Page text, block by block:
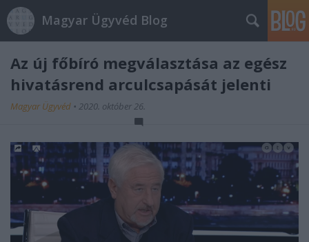
Magyar Ügyvéd Blog
Az új főbíró megválasztása az egész
hivatásrend arculcsapását jelenti
Magyar Ügyvéd • 2020. október 26.